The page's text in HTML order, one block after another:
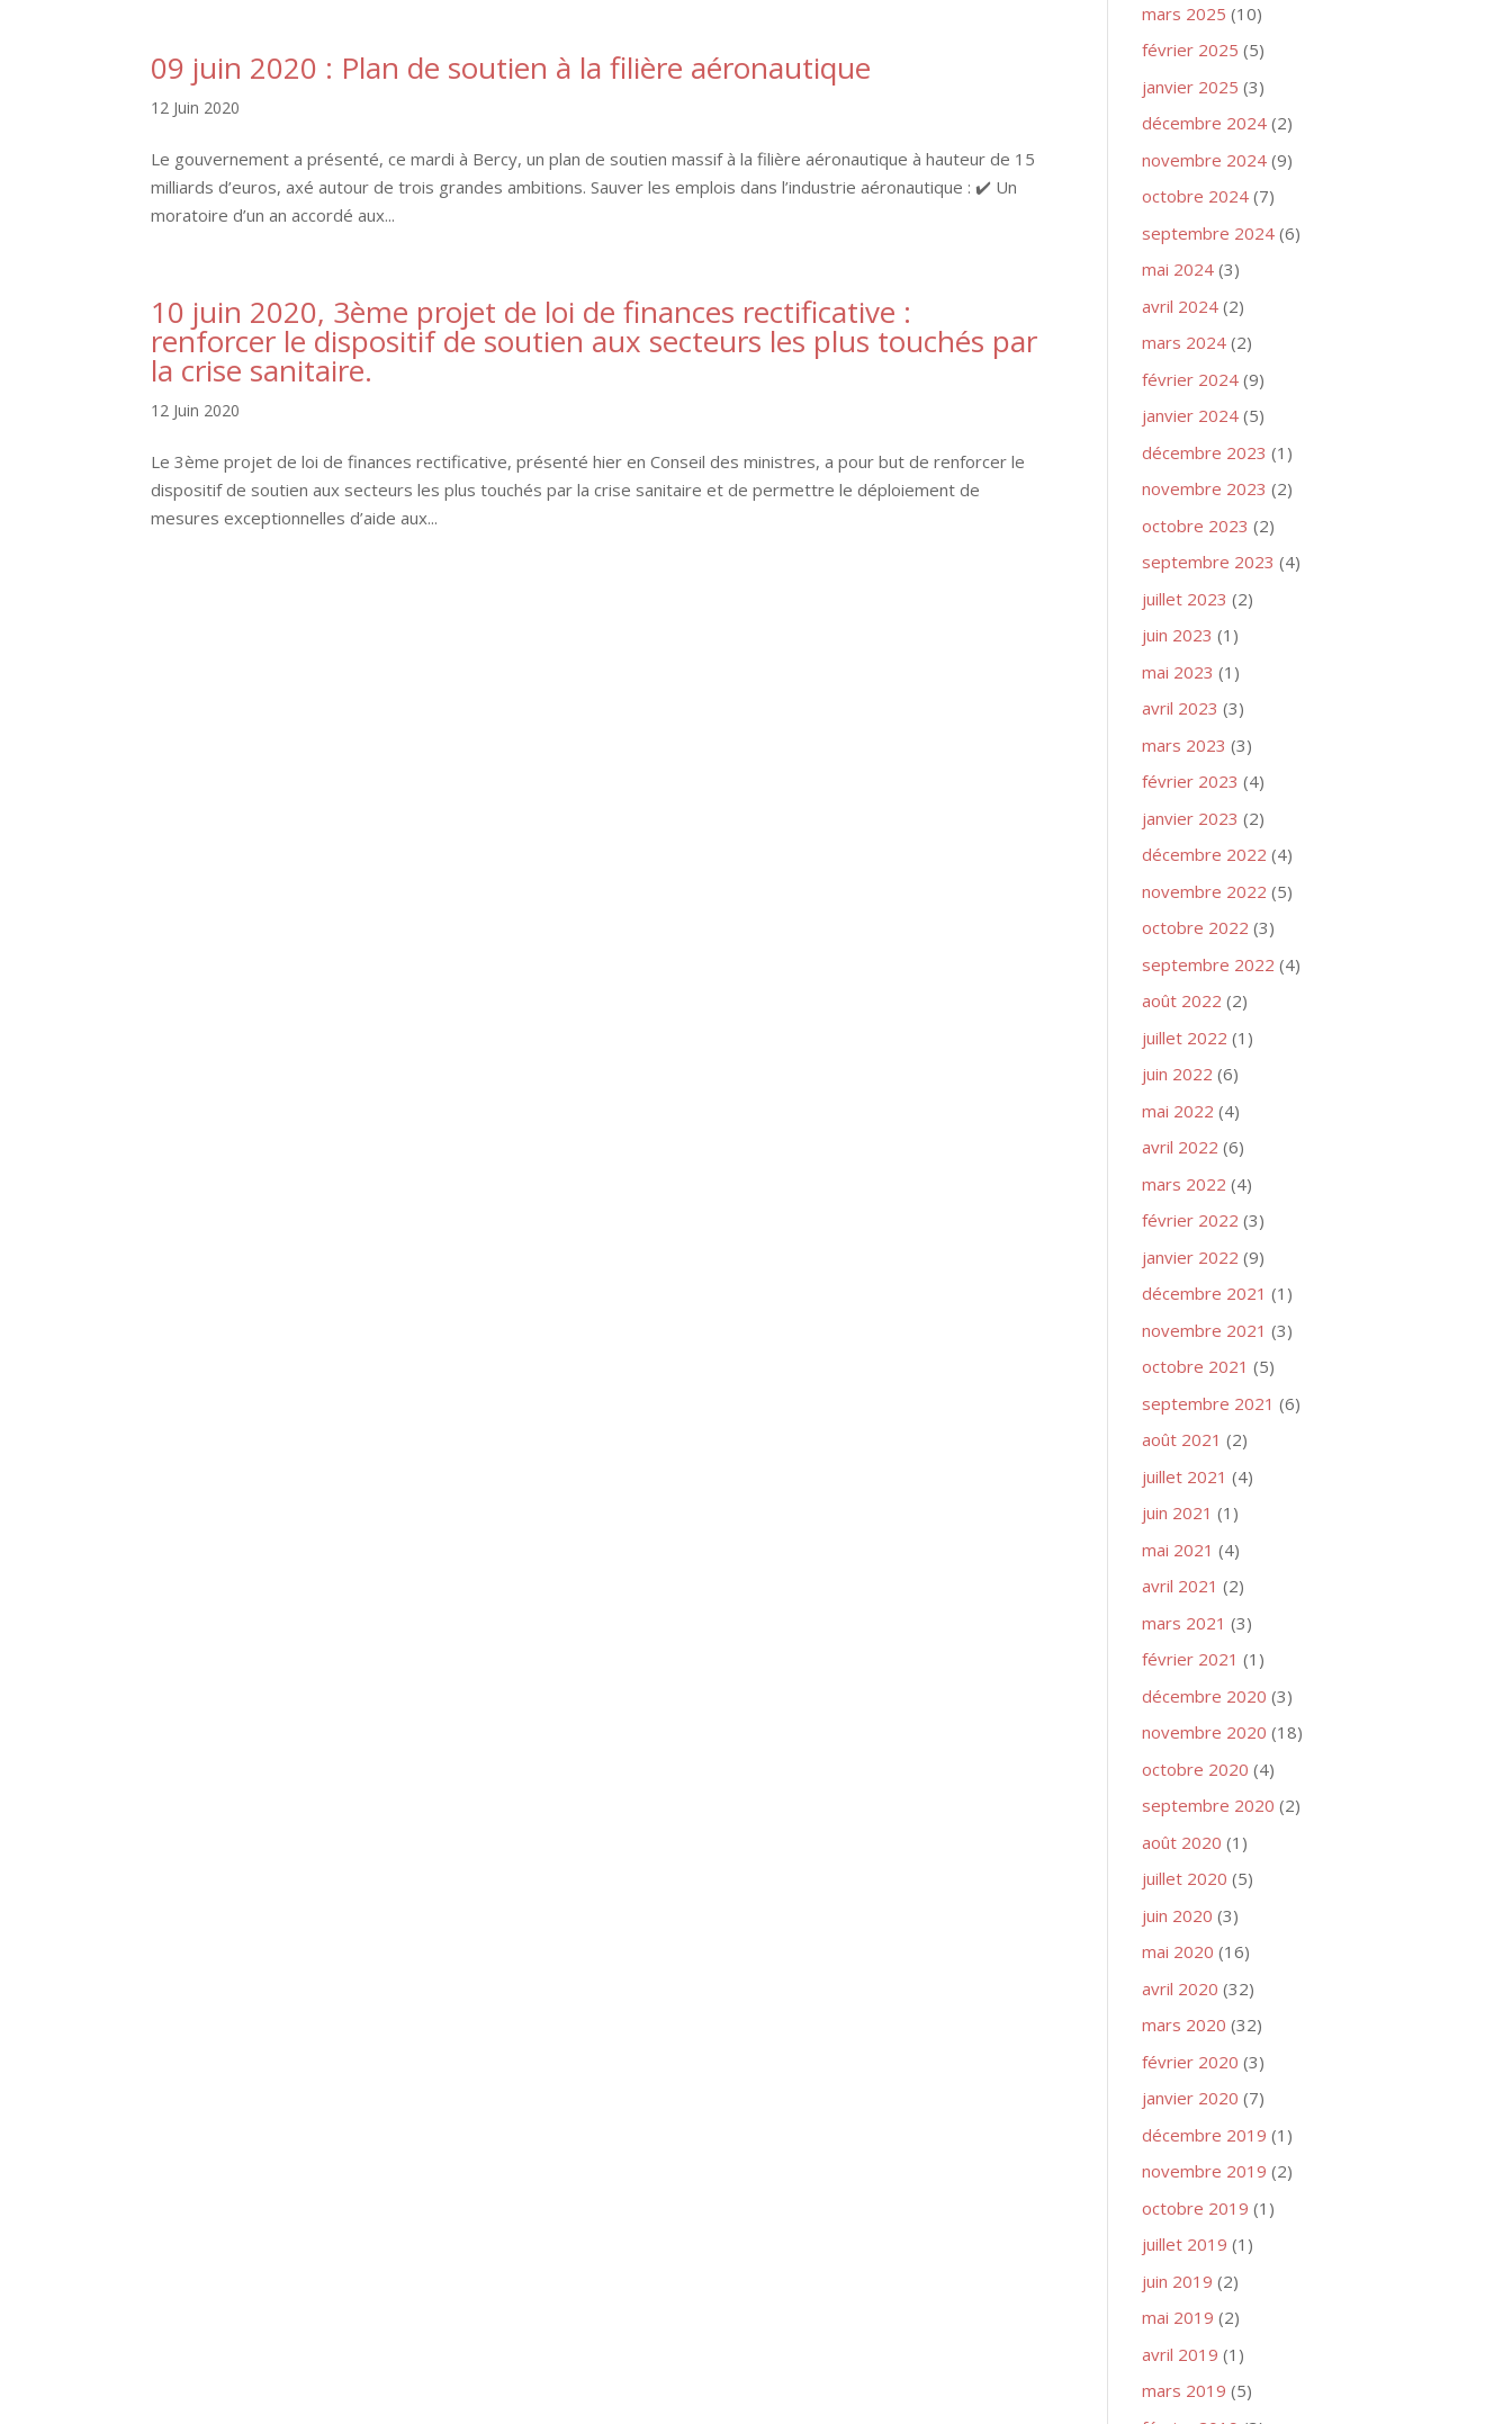
09 juin 2020 : Plan de soutien à la filière aéronautique
12 Juin 2020
Le gouvernement a présenté, ce mardi à Bercy, un plan de soutien massif à la filière aéronautique à hauteur de 15
milliards d’euros, axé autour de trois grandes ambitions. Sauver les emplois dans l’industrie aéronautique : ✔️ Un
moratoire d’un an accordé aux...
10 juin 2020, 3ème projet de loi de finances rectificative :
renforcer le dispositif de soutien aux secteurs les plus touchés par
la crise sanitaire.
12 Juin 2020
Le 3ème projet de loi de finances rectificative, présenté hier en Conseil des ministres, a pour but de renforcer le
dispositif de soutien aux secteurs les plus touchés par la crise sanitaire et de permettre le déploiement de
mesures exceptionnelles d’aide aux...
mars 2025 (10)
février 2025 (5)
janvier 2025 (3)
décembre 2024 (2)
novembre 2024 (9)
octobre 2024 (7)
septembre 2024 (6)
mai 2024 (3)
avril 2024 (2)
mars 2024 (2)
février 2024 (9)
janvier 2024 (5)
décembre 2023 (1)
novembre 2023 (2)
octobre 2023 (2)
septembre 2023 (4)
juillet 2023 (2)
juin 2023 (1)
mai 2023 (1)
avril 2023 (3)
mars 2023 (3)
février 2023 (4)
janvier 2023 (2)
décembre 2022 (4)
novembre 2022 (5)
octobre 2022 (3)
septembre 2022 (4)
août 2022 (2)
juillet 2022 (1)
juin 2022 (6)
mai 2022 (4)
avril 2022 (6)
mars 2022 (4)
février 2022 (3)
janvier 2022 (9)
décembre 2021 (1)
novembre 2021 (3)
octobre 2021 (5)
septembre 2021 (6)
août 2021 (2)
juillet 2021 (4)
juin 2021 (1)
mai 2021 (4)
avril 2021 (2)
mars 2021 (3)
février 2021 (1)
décembre 2020 (3)
novembre 2020 (18)
octobre 2020 (4)
septembre 2020 (2)
août 2020 (1)
juillet 2020 (5)
juin 2020 (3)
mai 2020 (16)
avril 2020 (32)
mars 2020 (32)
février 2020 (3)
janvier 2020 (7)
décembre 2019 (1)
novembre 2019 (2)
octobre 2019 (1)
juillet 2019 (1)
juin 2019 (2)
mai 2019 (2)
avril 2019 (1)
mars 2019 (5)